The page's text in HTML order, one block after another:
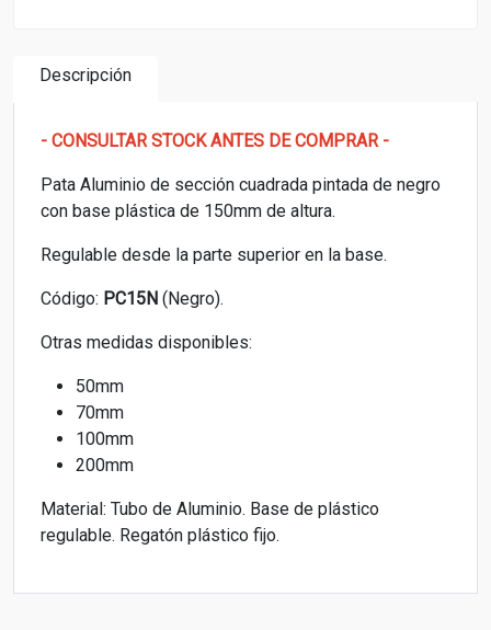
Descripción
- CONSULTAR STOCK ANTES DE COMPRAR -
Pata Aluminio de sección cuadrada pintada de negro
con base plástica de 150mm de altura.
Regulable desde la parte superior en la base.
Código: PC15N (Negro).
Otras medidas disponibles:
50mm
70mm
100mm
200mm
Material: Tubo de Aluminio. Base de plástico
regulable. Regatón plástico fijo.